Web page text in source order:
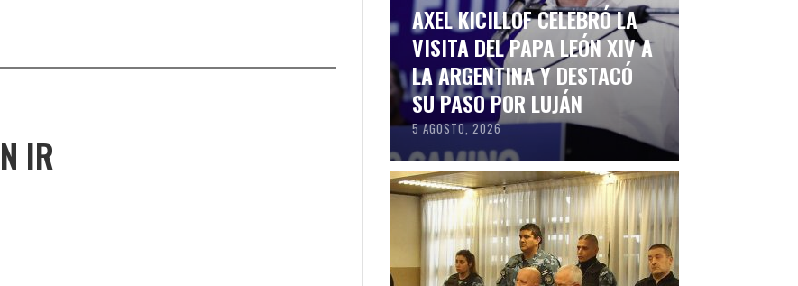
IR
AXEL KICILLOF CELEBRÓ LA
VISITA DEL PAPA LEÓN XIV A
LA ARGENTINA Y DESTACÓ
SU PASO POR LUJÁN
5 AGOSTO, 2026